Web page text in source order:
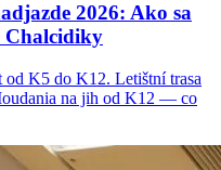
2026: Ako sa
Chalcidiky
od K5 do K12. Letištní trasa
na jih od K12 — co